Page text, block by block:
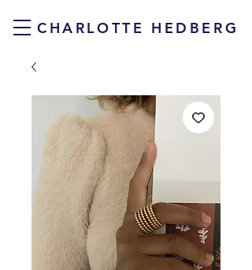
CHARLOTTE HEDBERG